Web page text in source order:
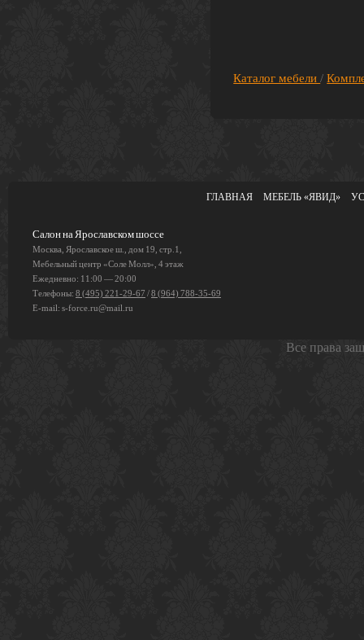
Каталог мебели/
ГЛАВНАЯ МЕБЕЛЬ «ЯВИД»
Салон на Ярославском шоссе
Москва, Ярославское ш., дом 19, стр.1,
Мебельный центр «Соле Молл», 4 этаж
Ежедневно: 11:00 — 20:00
Телефоны: 8 (495) 221-29-67 /8 (964) 788-35-69
E-mail: s-force.ru@mail.ru
Все права